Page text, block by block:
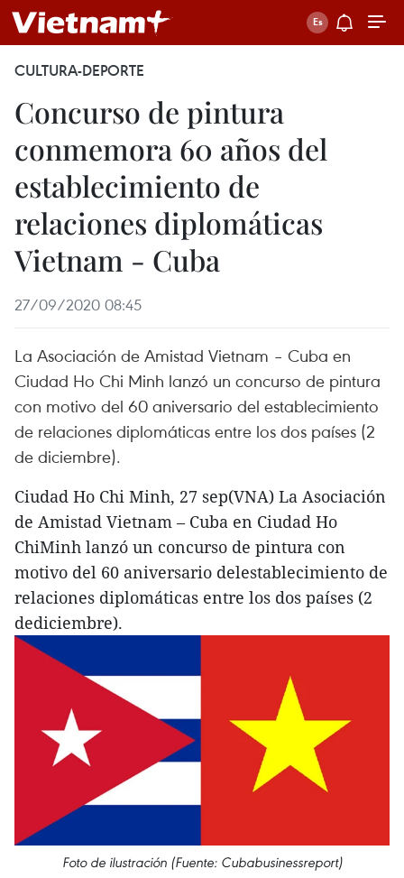
CULTURA-DEPORTE
Concurso de pintura
conmemora 60 años del
establecimiento de
relaciones diplomáticas
Vietnam - Cuba
27/09/2020 08:45
La Asociación de Amistad Vietnam – Cuba en
Ciudad Ho Chi Minh lanzó un concurso de pintura
con motivo del 60 aniversario del establecimiento
de relaciones diplomáticas entre los dos países (2
de diciembre).
Ciudad Ho Chi Minh, 27 sep(VNA) La Asociación
de Amistad Vietnam – Cuba en Ciudad Ho
ChiMinh lanzó un concurso de pintura con
motivo del 60 aniversario delestablecimiento de
relaciones diplomáticas entre los dos países (2
dediciembre).
Foto de ilustración (Fuente: Cubabusinessreport)